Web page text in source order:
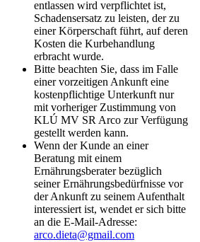
entlassen wird verpflichtet ist,
Schadensersatz zu leisten, der zu
einer Körperschaft führt, auf deren
Kosten die Kurbehandlung
erbracht wurde.
Bitte beachten Sie, dass im Falle
einer vorzeitigen Ankunft eine
kostenpflichtige Unterkunft nur
mit vorheriger Zustimmung von
KLÚ MV SR Arco zur Verfügung
gestellt werden kann.
Wenn der Kunde an einer
Beratung mit einem
Ernährungsberater bezüglich
seiner Ernährungsbedürfnisse vor
der Ankunft zu seinem Aufenthalt
interessiert ist, wendet er sich bitte
an die E-Mail-Adresse:
arco.dieta@gmail.com